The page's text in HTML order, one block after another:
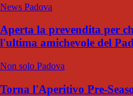
News Padova
Aperta la prevendita per
l'ultima amichevole del
Non solo Padova
Torna l'Aperitivo Pre-